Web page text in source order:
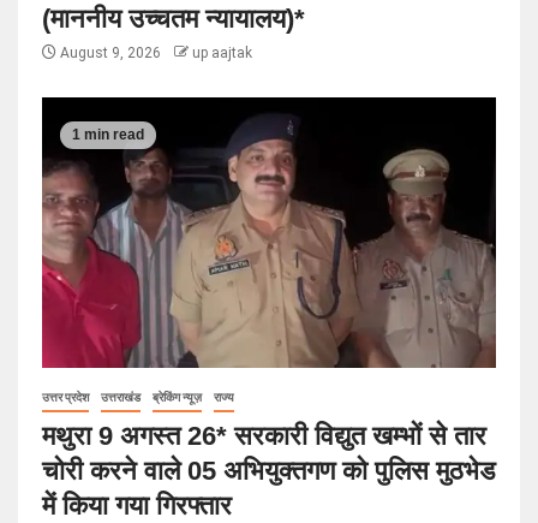
(माननीय उच्चतम न्यायालय)*
August 9, 2026 up aajtak
1 min read
उत्तर प्रदेश उत्तराखंड ब्रेकिंग न्यूज़ राज्य
मथुरा 9 अगस्त 26* सरकारी विद्युत खम्भों से तार
चोरी करने वाले 05 अभियुक्तगण को पुलिस मुठभेड
में किया गया गिरफ्तार